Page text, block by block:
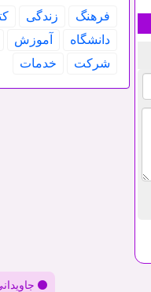
فرهنگ زندگی
دانشگاه
آموزش
شركت
خدمات